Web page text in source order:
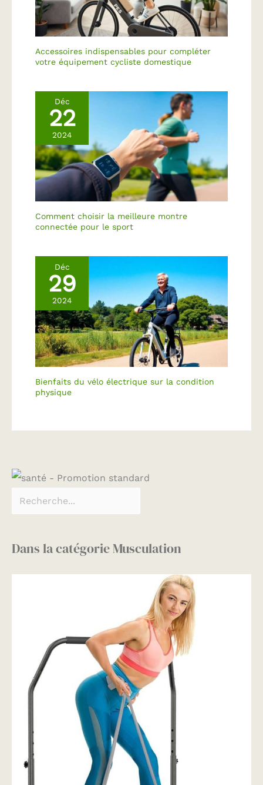
Accessoires indispensables pour compléter
votre équipement cycliste domestique
Déc
22
2024
Comment choisir la meilleure montre
connectée pour le sport
Déc
29
2024
Bienfaits du vélo électrique sur la condition
physique
Dans la catégorie Musculation